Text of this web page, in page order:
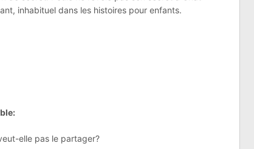
inhabituel dans les histoires pour enfants.
elle pas le partager?